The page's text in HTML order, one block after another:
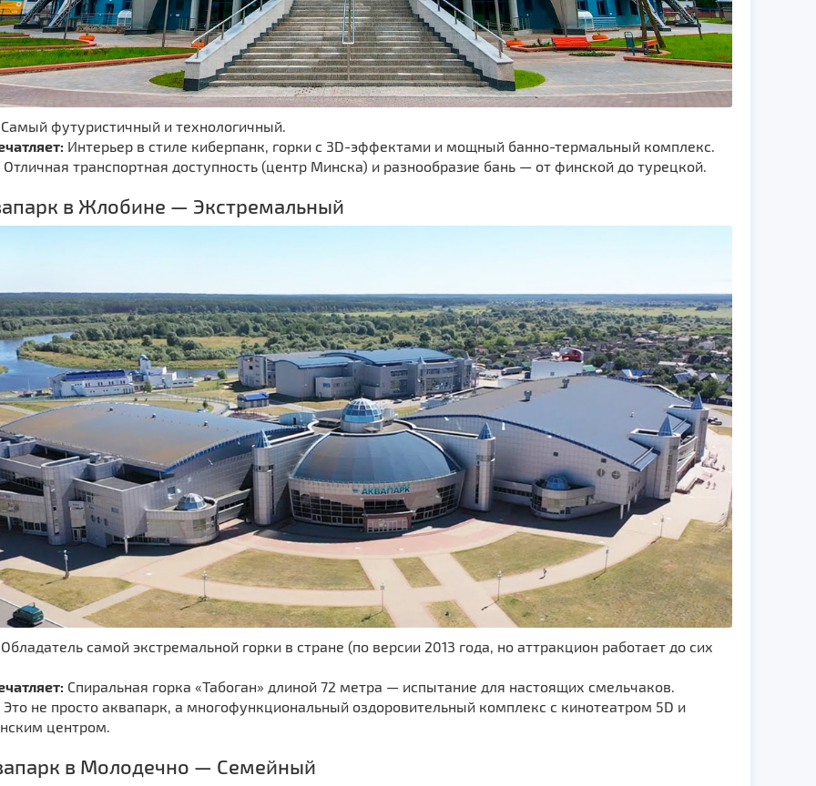
футуристичный и технологичный.
Интерьер в стиле киберпанк, горки с 3D-эффектами и мощный банно-термальный комплекс.
Отличная транспортная доступность (центр Минска) и разнообразие бань — от финской до турецкой.
в Жлобине — Экстремальный
самой экстремальной горки в стране (по версии 2013 года, но аттракцион работает до сих
Спиральная горка «Табоган» длиной 72 метра — испытание для настоящих смельчаков.
Это не просто аквапарк, а многофункциональный оздоровительный комплекс с кинотеатром 5D и
центром.
в Молодечно — Семейный